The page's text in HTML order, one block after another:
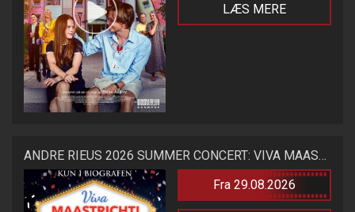
LÆS MERE
ANDRE RIEUS 2026 SUMMER CONCERT: VIVA MAASTRICHT!
Fra 29.08.2026